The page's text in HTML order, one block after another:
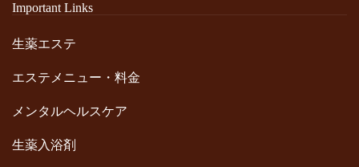
Important Links
生薬エステ
エステメニュー・料金
メンタルヘルスケア
生薬入浴剤